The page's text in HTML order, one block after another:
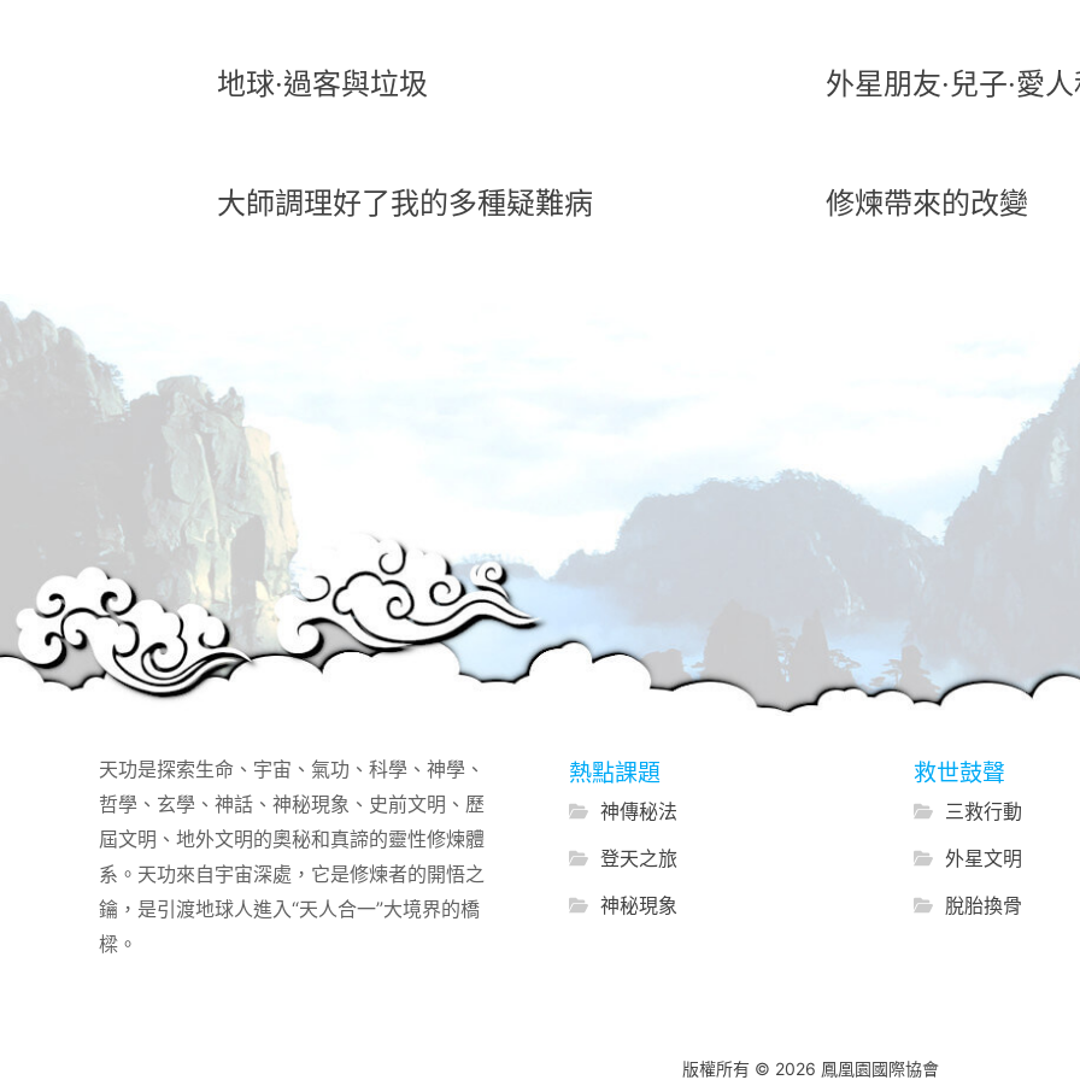
地球·過客與垃圾 外星朋友·兒子·愛
大師調理好了我的多種疑難病 修煉帶來的改變
天功是探索生命、宇宙、氣功、科學、神學、
哲學、玄學、神話、神秘現象、史前文明、歷
屆文明、地外文明的奧秘和真諦的靈性修煉體
系。天功來自宇宙深處，它是修煉者的開悟之
鑰，是引渡地球人進入“天人合一”大境界的橋
樑。
熱點課題
神傳秘法
登天之旅
神秘現象
救世鼓聲
三救行動
外星文明
脫胎換骨
版權所有 © 2026 鳳凰園國際協會